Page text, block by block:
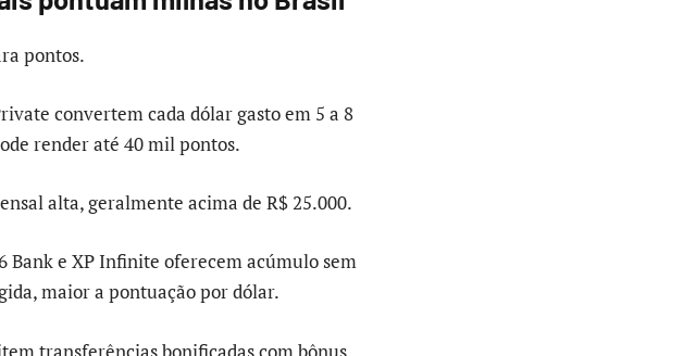
pontos.
convertem cada dólar gasto em 5 a 8
render até 40 mil pontos.
alta, geralmente acima de R$ 25.000.
Bank e XP Infinite oferecem acúmulo sem
maior a pontuação por dólar.
transferências bonificadas com bônus